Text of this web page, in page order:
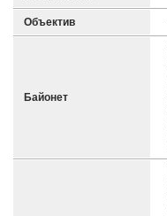
Объектив
Байонет